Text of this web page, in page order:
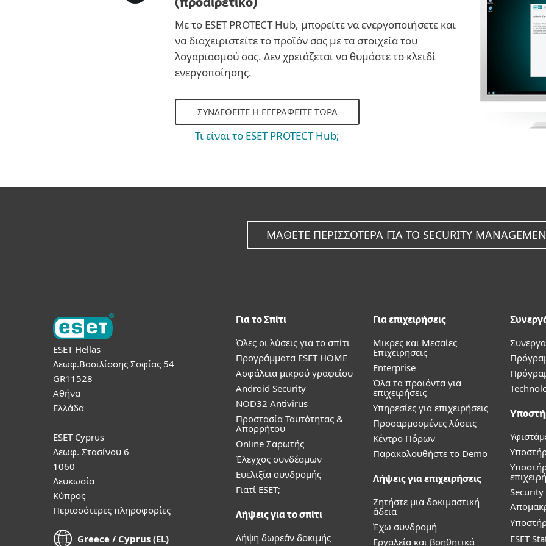
(προαιρετικό)
Με το ESET PROTECT Hub, μπορείτε να ενεργοποιήσετε και
να διαχειριστείτε το προϊόν σας με τα στοιχεία του
λογαριασμού σας. Δεν χρειάζεται να θυμάστε το κλειδί
ενεργοποίησης.
ΣΥΝΔΕΘΕΊΤΕ Η ΕΓΓΡΑΦΕΊΤΕ ΤΏΡΑ
Τι είναι το ESET PROTECT Hub;
ΜΑΘΕΤΕ ΠΕΡΙΣΣΟΤΕΡΑ ΓΙΑ ΤΟ SECURITY
ESET Hellas
Λεωφ.Βασιλίσσης Σοφίας 54
GR11528
Αθήνα
Ελλάδα
ESET Cyprus
Λεωφ. Στασίνου 6
1060
Λευκωσία
Κύπρος
Περισσότερες πληροφορίες
Greece / Cyprus (EL)
Για το Σπίτι
Όλες οι λύσεις για το σπίτι
Προγράμματα ESET HOME
Ασφάλεια μικρού γραφείου
Android Security
NOD32 Antivirus
Προστασία Ταυτότητας &
Απορρήτου
Online Σαρωτής
Έλεγχος συνδέσμων
Ευελιξία συνδρομής
Γιατί ESET;
Λήψεις για το σπίτι
Λήψη δωρεάν δοκιμής
Για επιχειρήσεις
Μικρες και Μεσαίες
Επιχειρησεις
Enterprise
Όλα τα προϊόντα για
επιχειρήσεις
Υπηρεσίες για επιχειρήσεις
Προσαρμοσμένες λύσεις
Κέντρο Πόρων
Παρακολουθήστε το Demo
Λήψεις για επιχειρήσεις
Ζητήστε μια δοκιμαστική
άδεια
Έχω συνδρομή
Εργαλεία και βοηθητικά
ESET